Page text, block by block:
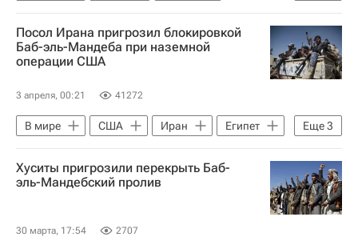
Красное море
Ансар Алла
Хезболла
Посол Ирана пригрозил блокировкой
Баб-эль-Мандеба при наземной
операции США
3 апреля, 00:21 41272
Еще3
В мире США Иран
Египет
Абдель Фаттах ас-Сиси
Ансар Алла
Хуситы пригрозили перекрыть Баб-
эль-Мандебский пролив
30 марта, 17:54 2707